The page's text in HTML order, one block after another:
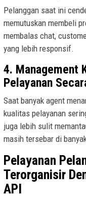
Pelanggan saat ini
memutuskan membeli
membalas chat,
yang lebih responsif.
4. Management
Pelayanan
Saat banyak agent
kualitas pelayanan
juga lebih sulit
masih tersebar di
Pelayanan
Terorganisir
API